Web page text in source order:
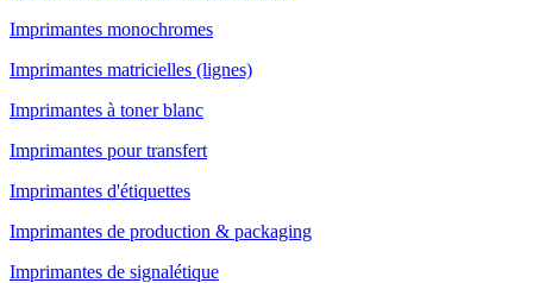
Imprimantes monochromes
Imprimantes matricielles (lignes)
Imprimantes à toner blanc
Imprimantes pour transfert
Imprimantes d'étiquettes
Imprimantes de production & packaging
Imprimantes de signalétique